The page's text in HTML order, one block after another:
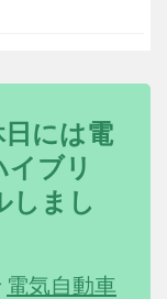
には電
ブリ
しまし
電気自動車